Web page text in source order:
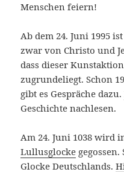
Menschen feiern!
Ab dem 24. Juni 1995
zwar von Christo und
dass dieser
zugrundeliegt. Schon
gibt es Gespräche dazu.
Geschichte nachlesen.
Am 24. Juni 1038 wird
Lullusglocke
Glocke Deutschlands.